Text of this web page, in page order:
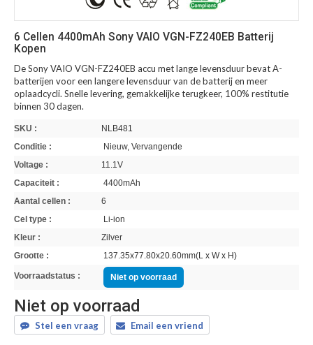
6 Cellen 4400mAh Sony VAIO VGN-FZ240EB Batterij
Kopen
De Sony VAIO VGN-FZ240EB accu met lange levensduur bevat A-
batterijen voor een langere levensduur van de batterij en meer
oplaadcycli. Snelle levering, gemakkelijke terugkeer, 100% restitutie
binnen 30 dagen.
SKU :
NLB481
Conditie :
Nieuw, Vervangende
Voltage :
11.1V
Capaciteit :
4400mAh
Aantal cellen :
6
Cel type :
Li-ion
Kleur :
Zilver
Grootte :
137.35x77.80x20.60mm(L x W x H)
Voorraadstatus : Niet op voorraad
Niet op voorraad
Stel een vraag Email een vriend